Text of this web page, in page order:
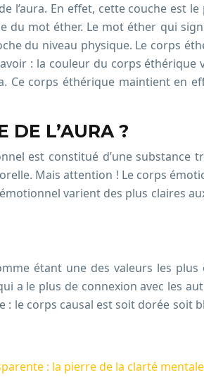
l’aura. En effet, cette couche est
du mot éther. Le mot éther qui
du niveau physique. Le corps
: la couleur du corps éthérique
Ce corps éthérique maintient en
DE L’AURA ?
est constitué d’une substance
Mais attention ! Le corps
varient des plus claires
étant une des valeurs les plus
a le plus de connexion avec les
le corps causal est soit dorée soit
: la pierre de la clarté